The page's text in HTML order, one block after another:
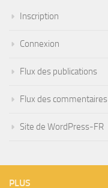
Inscription
Connexion
Flux des publications
Flux des commentaires
Site de WordPress-FR
PLUS